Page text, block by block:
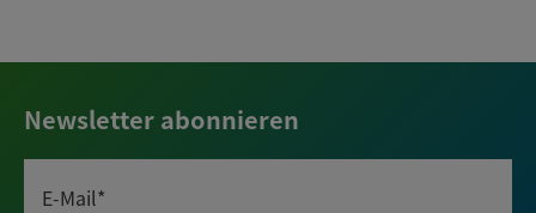
Newsletter abonnieren
E-Mail*